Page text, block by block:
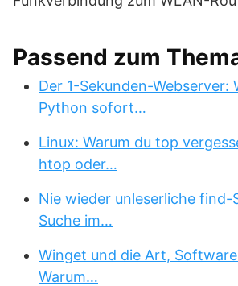
Passend zum
Der 1-Sekunden-Webserver:
Python sofort…
Linux: Warum du top
htop oder…
Nie wieder unleserliche find-
Suche im…
Winget und die Art,
Warum…